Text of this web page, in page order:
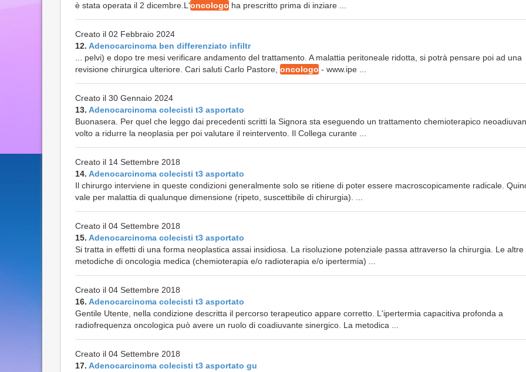
è stata operata il 2 dicembre.L'oncologo ha prescritto prima di inziare ...
Creato il 02 Febbraio 2024
12. Adenocarcinoma ben differenziato infiltr
... pelvi) e dopo tre mesi verificare andamento del trattamento. A malattia peritoneale ridotta, si potrà pensare poi ad una
revisione chirurgica ulteriore. Cari saluti Carlo Pastore, oncologo - www.ipe ...
Creato il 30 Gennaio 2024
13. Adenocarcinoma colecisti t3 asportato
Buonasera. Per quel che leggo dai precedenti scritti la Signora sta eseguendo un trattamento chemioterapico
volto a ridurre la neoplasia per poi valutare il reintervento. Il Collega curante ...
Creato il 14 Settembre 2018
14. Adenocarcinoma colecisti t3 asportato
Il chirurgo interviene in queste condizioni generalmente solo se ritiene di poter essere macroscopicamente radicale.
vale per malattia di qualunque dimensione (ripeto, suscettibile di chirurgia). ...
Creato il 04 Settembre 2018
15. Adenocarcinoma colecisti t3 asportato
Si tratta in effetti di una forma neoplastica assai insidiosa. La risoluzione potenziale passa attraverso la chirurgia. Le altre
metodiche di oncologia medica (chemioterapia e/o radioterapia e/o ipertermia) ...
Creato il 04 Settembre 2018
16. Adenocarcinoma colecisti t3 asportato
Gentile Utente, nella condizione descritta il percorso terapeutico appare corretto. L'ipertermia capacitiva profonda a
radiofrequenza oncologica può avere un ruolo di coadiuvante sinergico. La metodica ...
Creato il 04 Settembre 2018
17. Adenocarcinoma colecisti t3 asportato gu